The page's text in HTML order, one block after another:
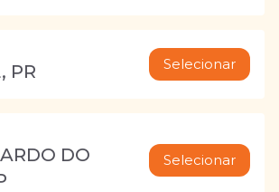
PR Selecionar
DO
Selecionar